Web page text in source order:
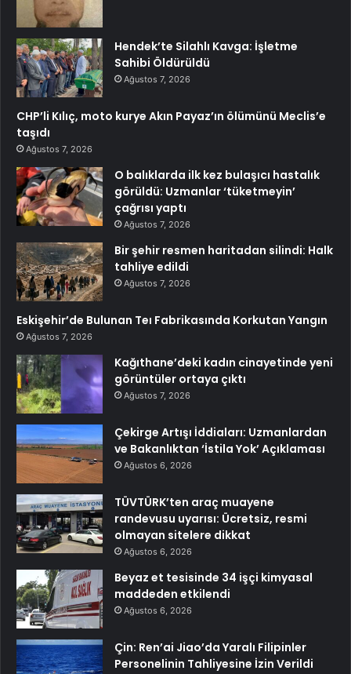
Hendek’te Silahlı Kavga: İşletme
Sahibi Öldürüldü
Ağustos 7, 2026
CHP’li Kılıç, moto kurye Akın Payaz’ın ölümünü Meclis’e
taşıdı
Ağustos 7, 2026
O balıklarda ilk kez bulaşıcı hastalık
görüldü: Uzmanlar ‘tüketmeyin’
çağrısı yaptı
Ağustos 7, 2026
Bir şehir resmen haritadan silindi: Halk
tahliye edildi
Ağustos 7, 2026
Eskişehir’de Bulunan Teı Fabrikasında Korkutan Yangın
Ağustos 7, 2026
Kağıthane’deki kadın cinayetinde yeni
görüntüler ortaya çıktı
Ağustos 7, 2026
Çekirge Artışı İddiaları: Uzmanlardan
ve Bakanlıktan ‘İstila Yok’ Açıklaması
Ağustos 6, 2026
TÜVTÜRK’ten araç muayene
randevusu uyarısı: Ücretsiz, resmi
olmayan sitelere dikkat
Ağustos 6, 2026
Beyaz et tesisinde 34 işçi kimyasal
maddeden etkilendi
Ağustos 6, 2026
Çin: Ren’ai Jiao’da Yaralı Filipinler
Personelinin Tahliyesine İzin Verildi